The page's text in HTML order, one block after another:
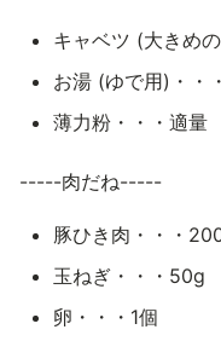
キャベツ (大きめ
お湯 (ゆで用)・・
薄力粉・・・適量
-----肉だね-----
豚ひき肉・・・
玉ねぎ・・・50g
卵・・・1個